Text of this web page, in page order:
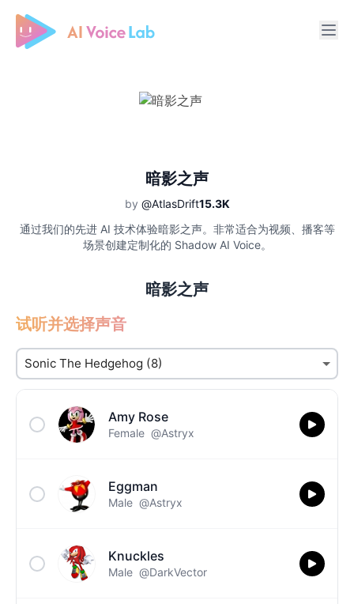
Free AI Cover & AI Voice Over
暗影之声
by @AtlasDrift15.3K
通过我们的先进 AI 技术体验暗影之声。非常适合为视频、播客等
场景创建定制化的 Shadow AI Voice。
暗影之声
试听并选择声音
Amy Rose
Female @Astryx
Eggman
Male @Astryx
Knuckles
Male @DarkVector